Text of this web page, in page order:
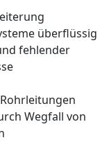
überflüssig
fehlender
Wegfall von